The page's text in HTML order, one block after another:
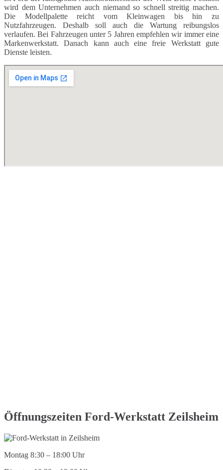
wird dem Unternehmen auch niemand so schnell streitig machen.
Die Modellpalette reicht vom Kleinwagen bis hin zu
Nutzfahrzeugen. Deshalb soll auch die Wartung reibungslos
verlaufen. Bei Fahrzeugen unter 5 Jahren empfehlen wir immer eine
Markenwerkstatt. Danach kann auch eine freie Werkstatt gute
Dienste leisten.
Öffnungszeiten Ford-Werkstatt Zeilsheim
Montag 8:30 – 18:00 Uhr